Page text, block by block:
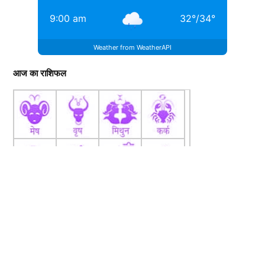
9:00 am 32°/34°
Weather from WeatherAPI
आज का राशिफल